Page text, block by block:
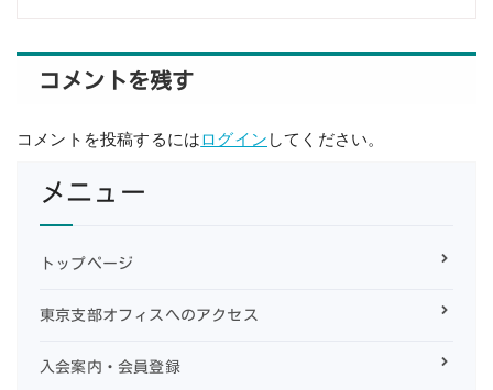
コメントを残す
コメントを投稿するにはログイン してください。
メニュー
トップページ
東京支部オフィスへのアクセス
入会案内・会員登録